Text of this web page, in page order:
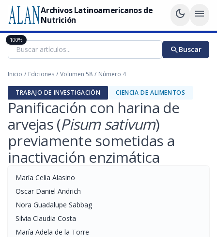
Archivos Latinoamericanos de
Nutrición
dark_mode menu
searchBuscar
Inicio / Ediciones / Volumen 58 / Número 4
TRABAJO DE INVESTIGACIÓN CIENCIA DE ALIMENTOS
Panificación con harina de
arvejas (Pisum sativum)
previamente sometidas a
inactivación enzimática
María Celia Alasino
Oscar Daniel Andrich
Nora Guadalupe Sabbag
Silvia Claudia Costa
María Adela de la Torre
100%